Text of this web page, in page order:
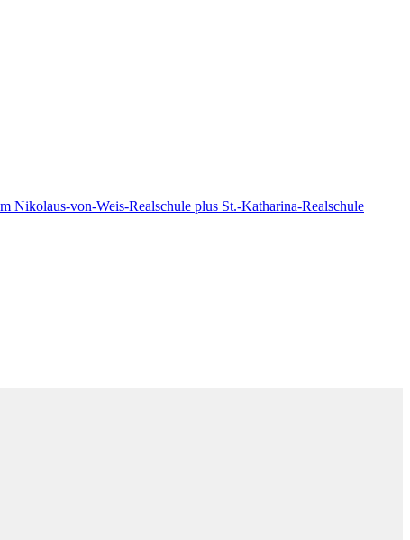
Nikolaus-von-Weis-Realschule plus St.-Katharina-Realschule